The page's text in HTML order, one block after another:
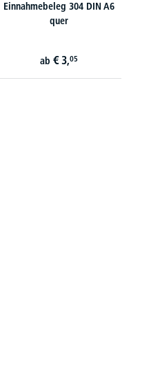
Einnahmebeleg 304 DIN A6
quer
ab € 3,05